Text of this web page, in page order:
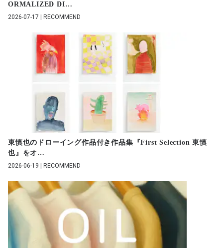
ORMALIZED DI…
2026-07-17 | RECOMMEND
東慎也のドローイング作品付き作品集『First Selection 東慎
也』をオ …
2026-06-19 | RECOMMEND